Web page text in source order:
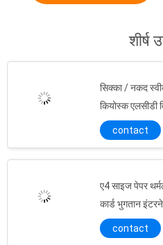
शीर्ष
सिक्का / नकद
कियोस्क एलसीडी
contact
ए4 साइज पेपर
कार्ड भुगतान
contact